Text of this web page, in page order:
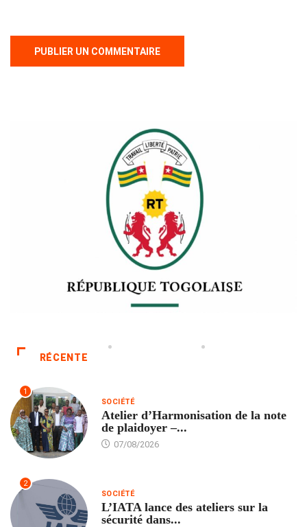
RÉCENTE
1
SOCIÉTÉ
Atelier d’Harmonisation de la note
de plaidoyer –...
07/08/2026
2
SOCIÉTÉ
L’IATA lance des ateliers sur la
sécurité dans...